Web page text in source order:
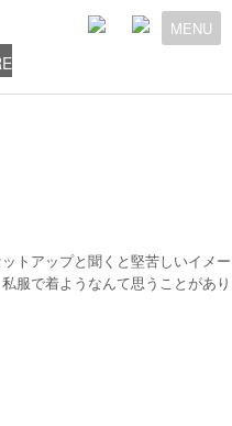
MENU
トアップと聞くと堅苦しいイメ
服で着ようなんて思うことがあ